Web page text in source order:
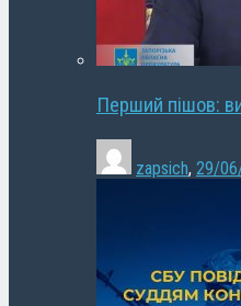
Перший пішов:
zapsich, 29/